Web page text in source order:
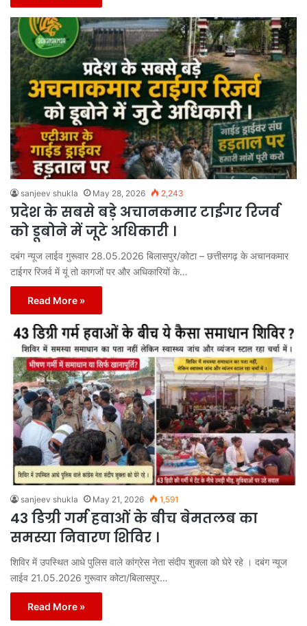
sanjeev shukla May 28, 2026 2,243
प्रदेश के सबसे बड़े अचानकमार टाईगर रिजर्व
को डूबोने में जूटे अधिकारी ।
दबंग न्यूज लाईव गुरूवार 28.05.2026 बिलासपुर/कोटा – छत्तीसगढ़ के अचानकमार
टाईगर रिजर्व में यूं तो कागजों पर और अधिकारियों के…
Read More »
sanjeev shukla May 21, 2026 1,591
43 डिग्री गर्म हवाओं के बीच बेमतलब का
समस्या निवारण शिविर ।
शिविर में उपस्थित आधे पुलिस वाले कांग्रेस नेता संदीप शुक्ला को घेरे रहे । दबंग न्यूज
लाईव 21.05.2026 गुरूवार कोटा/बिलासपुर…
Read More »